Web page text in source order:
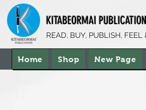
KITABEORMAI
READ, BUY, PUBLISH, FEEL
Home Shop New Page